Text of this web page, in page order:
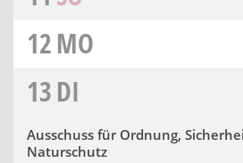
12MO
13DI
Ausschuss für Ordnung,
Naturschutz